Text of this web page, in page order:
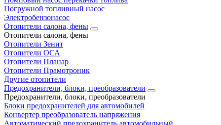
Погружной топливный насос
Электробензонасос
Отопители салона, фены
Отопители салона, фены
Отопители Зенит
Отопители ОСА
Отопители Планар
Отопители Прамотроник
Другие отопители
Предохранители, блоки, преобразователи
Предохранители, блоки, преобразователи
Блоки предохранителей для автомобилей
Конвертер преобразователь напряжения